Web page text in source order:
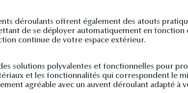
déroulants offrent également des atouts
de se déployer automatiquement en
continue de votre espace extérieur.
solutions polyvalentes et fonctionnelles pour
et les fonctionnalités qui correspondent le
agréable avec un auvent déroulant adapté à